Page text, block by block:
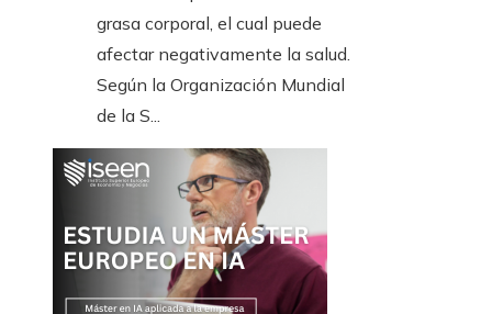
grasa corporal, el cual puede
afectar negativamente la salud.
Según la Organización Mundial
de la S...